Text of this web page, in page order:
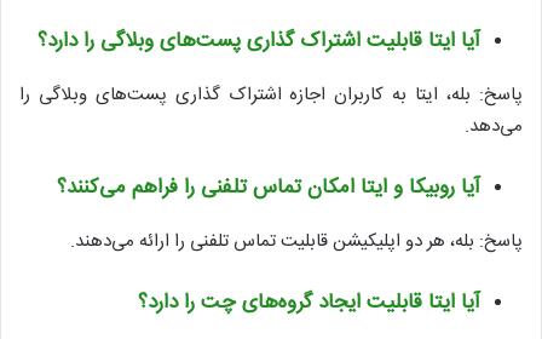
آیا ایتا قابلیت اشتراک گذاری پست‌های وبلاگی را دارد؟
پاسخ: بله، ایتا به کاربران اجازه اشتراک گذاری پست‌های وبلاگی را
می‌دهد.
آیا روبیکا و ایتا امکان تماس تلفنی را فراهم می‌کنند؟
پاسخ: بله، هر دو اپلیکیشن قابلیت تماس تلفنی را ارائه می‌دهند.
آیا ایتا قابلیت ایجاد گروه‌های چت را دارد؟